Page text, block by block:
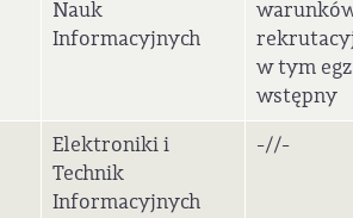
Nauk
Informacyjnych
w tym
wstępny
Elektroniki i
Technik
Informacyjnych
-//-